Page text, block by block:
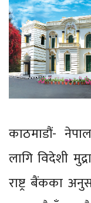
काठमाडौं-
लागि विदेशी
राष्ट्र बैंकका